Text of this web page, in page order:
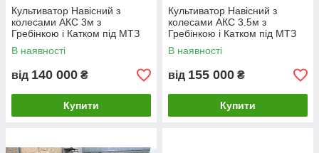
Культиватор Навісний з
колесами АКС 3м з
Гребінкою і Катком під МТЗ
В наявності
від 140 000 ₴
Купити
Культиватор Навісний з
колесами АКС 3.5м з
Гребінкою і Катком під МТЗ
В наявності
від 155 000 ₴
Купити